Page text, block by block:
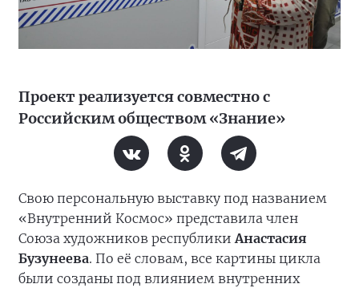
Проект реализуется совместно с
Российским обществом «Знание»
Свою персональную выставку под названием
«Внутренний Космос» представила член
Союза художников республики Анастасия
Бузунеева. По её словам, все картины цикла
были созданы под влиянием внутренних